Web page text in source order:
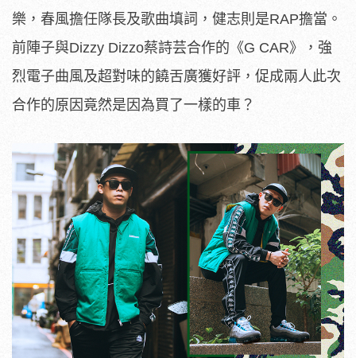
樂，春風擔任隊長及歌曲填詞，健志則是RAP擔當。
前陣子與Dizzy Dizzo蔡詩芸合作的《G CAR》，強
烈電子曲風及超對味的饒舌廣獲好評，促成兩人此次
合作的原因竟然是因為買了一樣的車？